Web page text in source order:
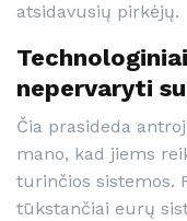
atsidavusių pirkėjų.
nepervaryti
Čia prasideda
mano, kad jiems
turinčios sistemos.
tūkstančiai eurų